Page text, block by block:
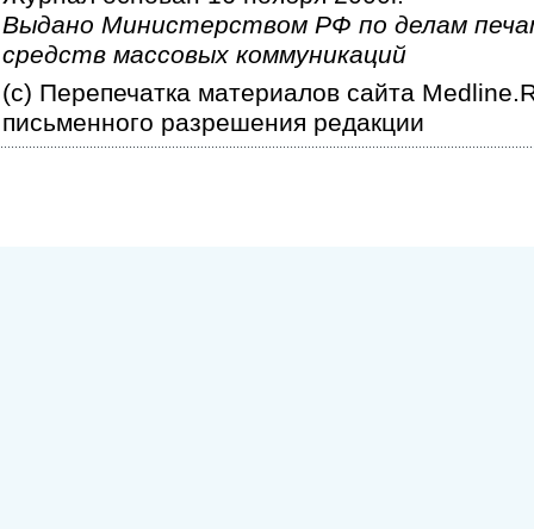
Выдано Министерством РФ по делам
средств массовых коммуникаций
(c) Перепечатка материалов сайта
письменного разрешения редакции